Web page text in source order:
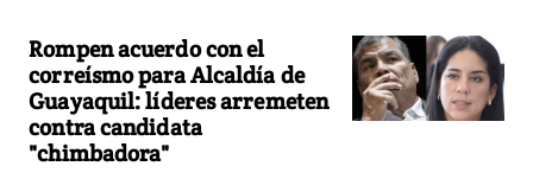
Rompen acuerdo con el
correísmo para Alcaldía de
Guayaquil: líderes arremeten
contra candidata
"chimbadora"